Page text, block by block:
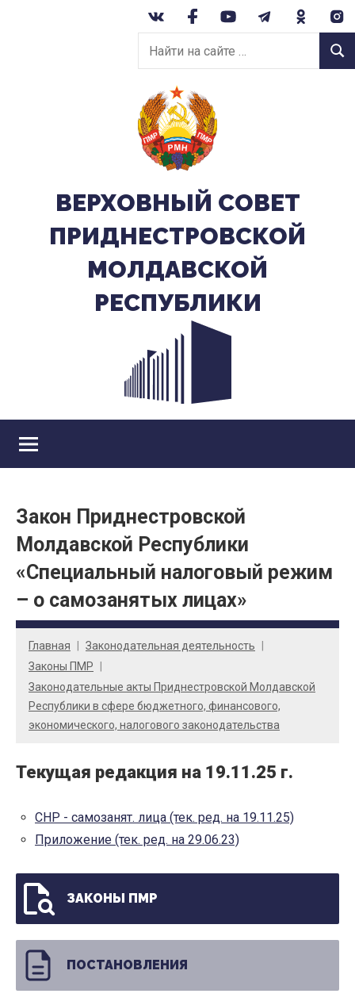
Найти
на
сайте:
ВЕРХОВНЫЙ CОВЕТ
ПРИДНЕСТРОВСКОЙ
МОЛДАВСКОЙ
РЕСПУБЛИКИ
Закон Приднестровской
Молдавской Республики
«Специальный налоговый режим
– о самозанятых лицах»
Главная
Законодательная деятельность
Законы ПМР
Законодательные акты Приднестровской Молдавской
Республики в сфере бюджетного, финансового,
экономического, налогового законодательства
Текущая редакция на 19.11.25 г.
СНР - самозанят. лица (тек. ред. на 19.11.25)
Приложение (тек. ред. на 29.06.23)
ЗАКОНЫ ПМР
ПОСТАНОВЛЕНИЯ